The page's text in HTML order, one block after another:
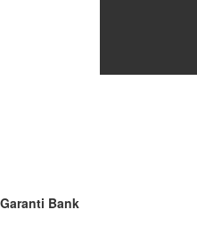
Garanti Bank